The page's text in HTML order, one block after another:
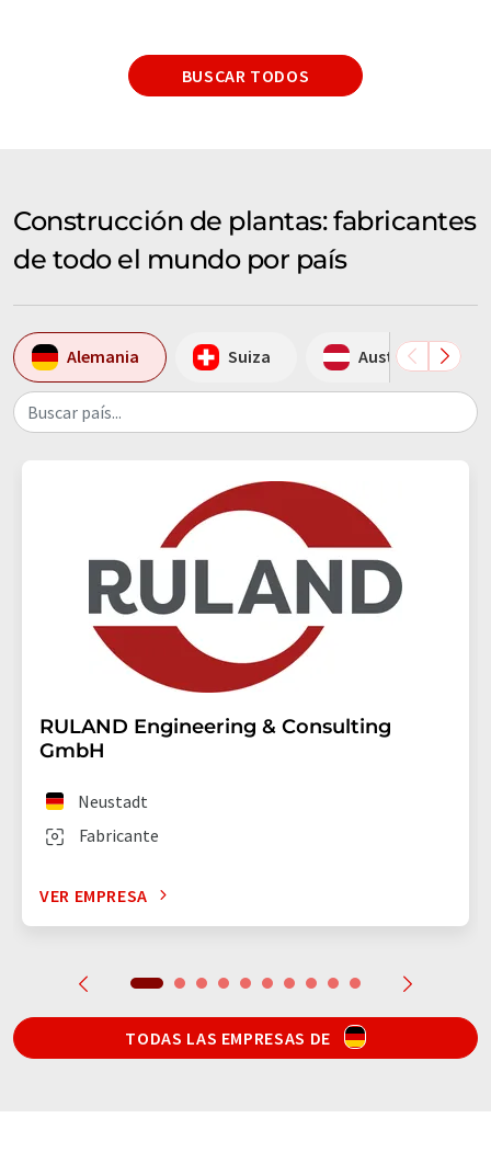
BUSCAR TODOS
Construcción de plantas: fabricantes
de todo el mundo por país
Alemania Suiza Austria
Buscar país...
RULAND Engineering & Consulting
GmbH
Fabricante
Neustadt
VER EMPRESA
TODAS LAS EMPRESAS DE